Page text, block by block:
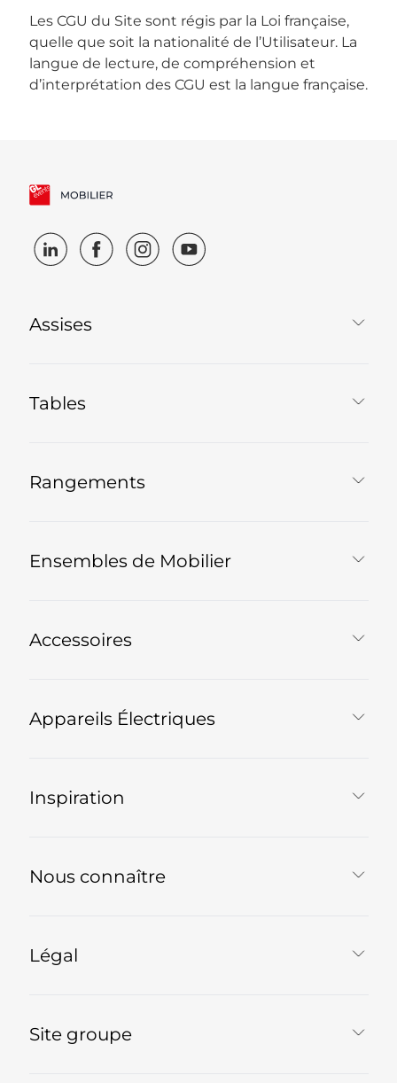
Les CGU du Site sont régis par la Loi française,
quelle que soit la nationalité de l’Utilisateur. La
langue de lecture, de compréhension et
d’interprétation des CGU est la langue française.
Assises
Tables
Rangements
Ensembles de Mobilier
Accessoires
Appareils Électriques
Inspiration
Nous connaître
Légal
Site groupe